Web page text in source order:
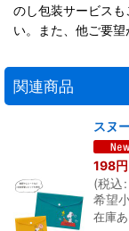
のし包装サービス
い。また、他ご要望
関連商品
スヌ
198円
(税込:
希望
在庫あ